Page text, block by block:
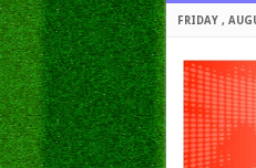
FRIDAY ,